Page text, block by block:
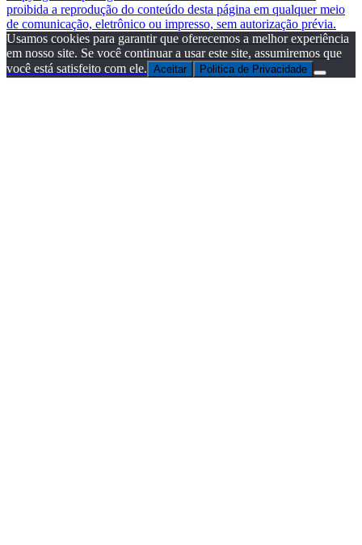
proibida a reprodução do conteúdo desta página em qualquer meio
de comunicação, eletrônico ou impresso, sem autorização prévia.
Usamos cookies para garantir que oferecemos a melhor experiência
em nosso site. Se você continuar a usar este site, assumiremos que
você está satisfeito com ele. Aceitar Politica de Privacidade